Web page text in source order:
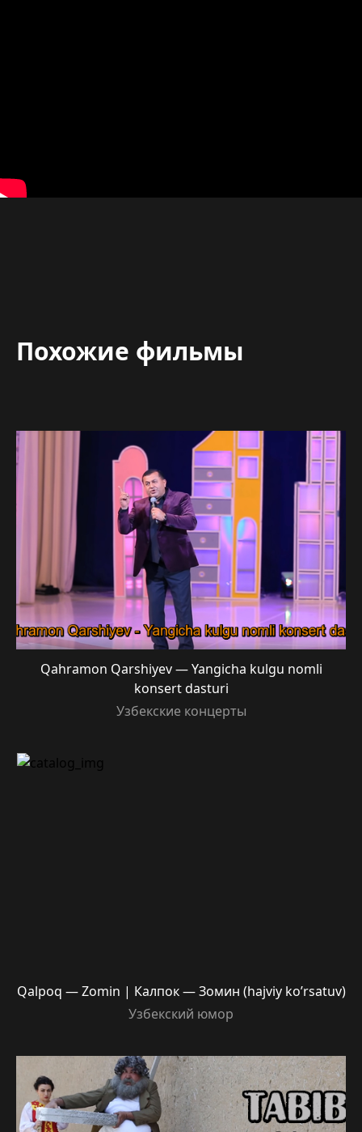
Похожие фильмы
Qahramon Qarshiyev — Yangicha kulgu nomli
konsert dasturi
Узбекские концерты
Qalpoq — Zomin | Калпок — Зомин (hajviy ko’rsatuv)
Узбекский юмор